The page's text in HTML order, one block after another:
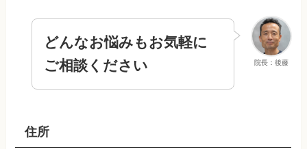
院長：後藤
どんなお悩みもお気軽に
ご相談ください
住所